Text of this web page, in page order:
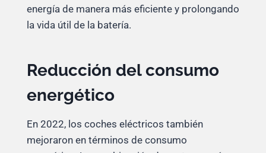
energía de manera más eficiente y prolongando
la vida útil de la batería.
Reducción del consumo
energético
En 2022, los coches eléctricos también
mejoraron en términos de consumo